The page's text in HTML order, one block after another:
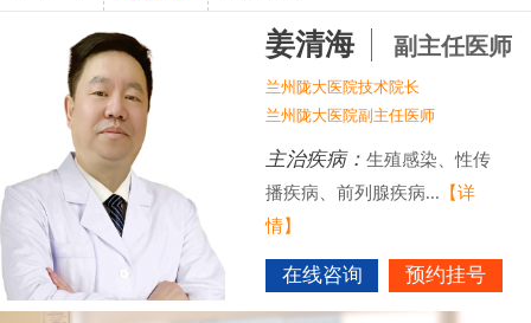
姜清海 副主任医师
兰州陇大医院技术院长
兰州陇大医院副主任医师
主治疾病： 生殖感染、性传
播疾病、前列腺疾病... 【详
情】
在线咨询 预约挂号